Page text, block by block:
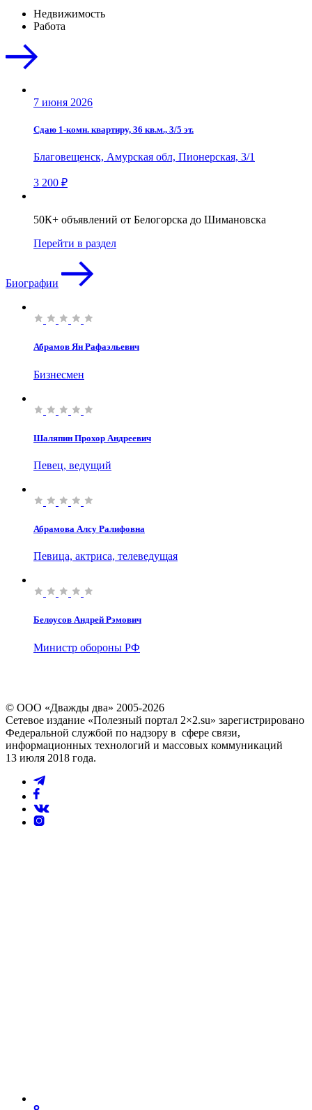
Недвижимость
Работа
7 июня 2026
Сдаю 1-комн. квартиру, 36 кв.м., 3/5 эт.
Благовещенск, Амурская обл, Пионерская, 3/1
3 200 ₽
50К+ объявлений от Белогорска до Шимановска
Перейти в раздел
Биографии
Абрамов Ян Рафаэльевич
Бизнесмен
Шаляпин Прохор Андреевич
Певец, ведущий
Абрамова Алсу Ралифовна
Певица, актриса, телеведущая
Белоусов Андрей Рэмович
Министр обороны РФ
© ООО «Дважды два» 2005-2026
Сетевое издание «Полезный портал 2×2.su» зарегистрировано
Федеральной службой по надзору в сфере связи,
информационных технологий и массовых коммуникаций
13 июля 2018 года.